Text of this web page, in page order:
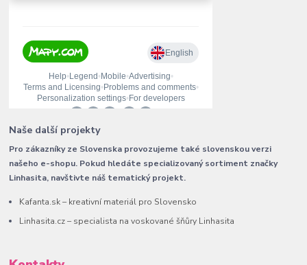
Naše další projekty
Pro zákazníky ze Slovenska provozujeme také slovenskou verzi
našeho e-shopu. Pokud hledáte specializovaný sortiment značky
Linhasita, navštivte náš tematický projekt.
Kafanta.sk – kreativní materiál pro Slovensko
Linhasita.cz – specialista na voskované šňůry Linhasita